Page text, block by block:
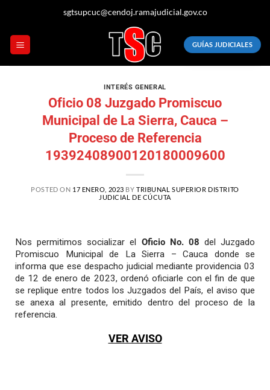
sgtsupcuc@cendoj.ramajudicial.gov.co
GUÍAS JUDICIALES
INTERÉS GENERAL
Oficio 08 Juzgado Promiscuo
Municipal de La Sierra, Cauca –
Proceso de Referencia
19392408900120180009600
POSTED ON 17 ENERO, 2023 BYTRIBUNAL SUPERIOR DISTRITO
JUDICIAL DE CÚCUTA
Nos permitimos socializar el Oficio No. 08 del Juzgado
Promiscuo Municipal de La Sierra – Cauca donde se
informa que ese despacho judicial mediante providencia 03
de 12 de enero de 2023, ordenó oficiarle con el fin de que
se replique entre todos los Juzgados del País, el aviso que
se anexa al presente, emitido dentro del proceso de la
referencia.
VER AVISO